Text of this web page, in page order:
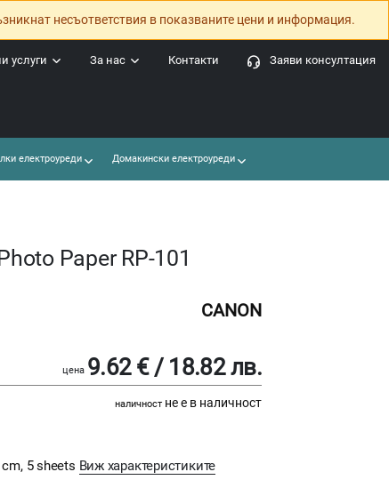
несъответствия в показваните цени и информация.
Заяви консултация
Контакти
За нас
услуги
електроуреди Домакински електроуреди
Paper RP-101
CANON
цена 9.62 € / 18.82 лв.
наличност не е в наличност
5 sheets Виж характеристиките